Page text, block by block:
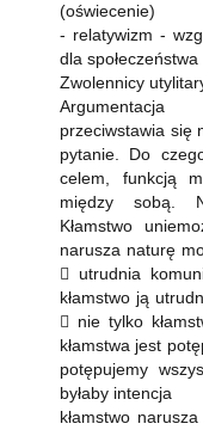
(oświecenie)
- relatywizm -
dla społeczeństwa
Zwolennicy
przeciwstawia się
pytanie. Do
celem, funkcją
między sobą.
Kłamstwo
narusza naturę
 utrudnia
kłamstwo ją
 nie tylko
kłamstwa jest
potępujemy
byłaby intencja
kłamstwo